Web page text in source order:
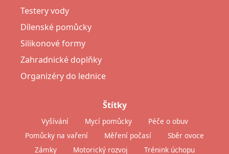
Testery vody
Dílenské pomůcky
Silikonové formy
Zahradnické doplňky
Organizéry do lednice
Štítky
Vyšívání Mycí pomůcky
Péče o obuv
Pomůcky na vaření
Měření počasí
Sběr ovoce
Zámky
Motorický rozvoj Trénink úchopu